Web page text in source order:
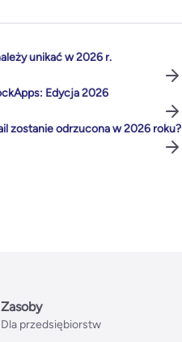
unikać w 2026 r.
Edycja 2026
zostanie odrzucona w 2026 roku?
Zasoby
Dla przedsiębiorstw